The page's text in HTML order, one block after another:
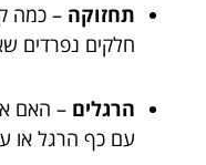
תחזוקה – כמה
חלקים נפרדים
הרגלים – האם
עם כף הרגל או